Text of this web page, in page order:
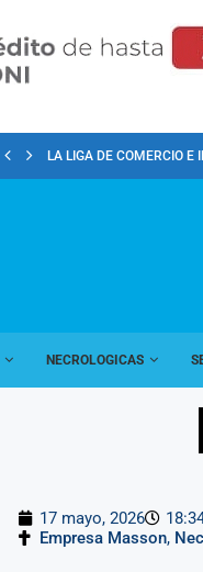
LA LIGA DE COMERCIO E
NECROLOGICAS
17 mayo, 2026
Empresa Masson,